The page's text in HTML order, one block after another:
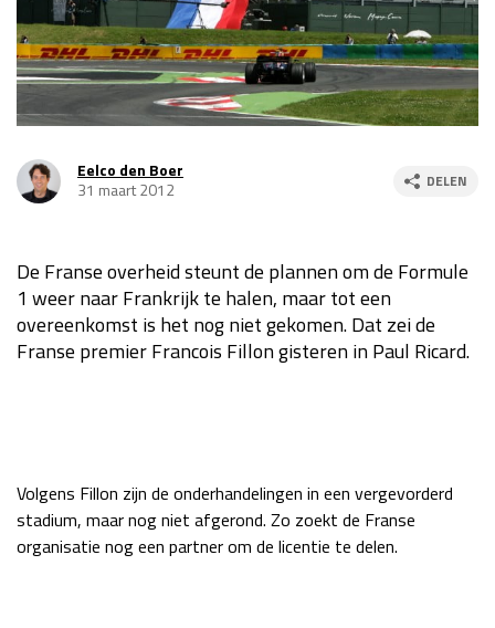
Race
za 13:00 - 15:00
GP VERENIGDE STATEN 2026 23 - 25 okt
Kwalificatie
za 22:00 - 23:00
Race
zo 21:00 - 23:00
GP SÃO PAULO 2026 06 - 08 nov
Kwalificatie
za 19:00 - 20:00
Race
zo 18:00 - 20:00
GP ABU DHABI 2026 04 - 06 dec
Eelco den Boer
31 maart 2012
DELEN
De Franse overheid steunt de plannen om de Formule
1 weer naar Frankrijk te halen, maar tot een
overeenkomst is het nog niet gekomen. Dat zei de
Franse premier Francois Fillon gisteren in Paul Ricard.
Volgens Fillon zijn de onderhandelingen in een vergevorderd
stadium, maar nog niet afgerond. Zo zoekt de Franse
organisatie nog een partner om de licentie te delen.